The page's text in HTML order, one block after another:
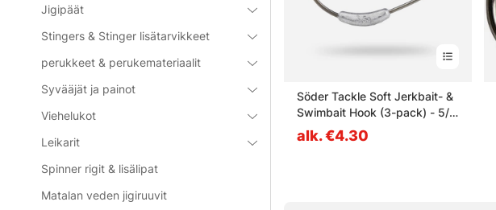
Jigipäät
Stingers & Stinger lisätarvikkeet
perukkeet & perukemateriaalit
Syvääjät ja painot
Viehelukot
Leikarit
Spinner rigit & lisälipat
Matalan veden jigiruuvit
(2pcs)
VMC 4551 UV Orange Round
Söder Tackle Soft Jerkbait- &
Swimbait Hook (3-pack) - 5/0
3,5g
alk. €4.30